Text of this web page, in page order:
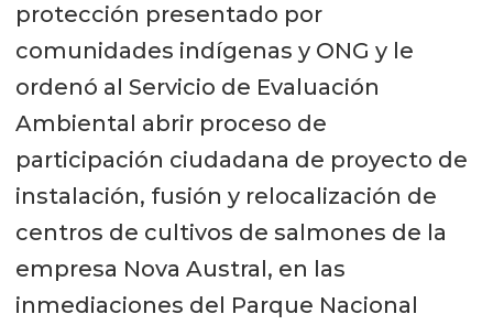
protección presentado por
comunidades indígenas y ONG y le
ordenó al Servicio de Evaluación
Ambiental abrir proceso de
participación ciudadana de proyecto de
instalación, fusión y relocalización de
centros de cultivos de salmones de la
empresa Nova Austral, en las
inmediaciones del Parque Nacional